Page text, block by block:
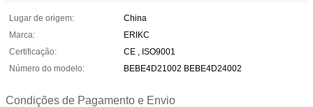
Lugar de origem:
China
Marca:
ERIKC
Certificação:
CE , ISO9001
Número do modelo:
BEBE4D21002 BEBE4D24002
Condições de Pagamento e Envio